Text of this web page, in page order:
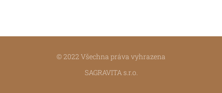
© 2022 Všechna práva vyhrazena
SAGRAVITA s.r.o.